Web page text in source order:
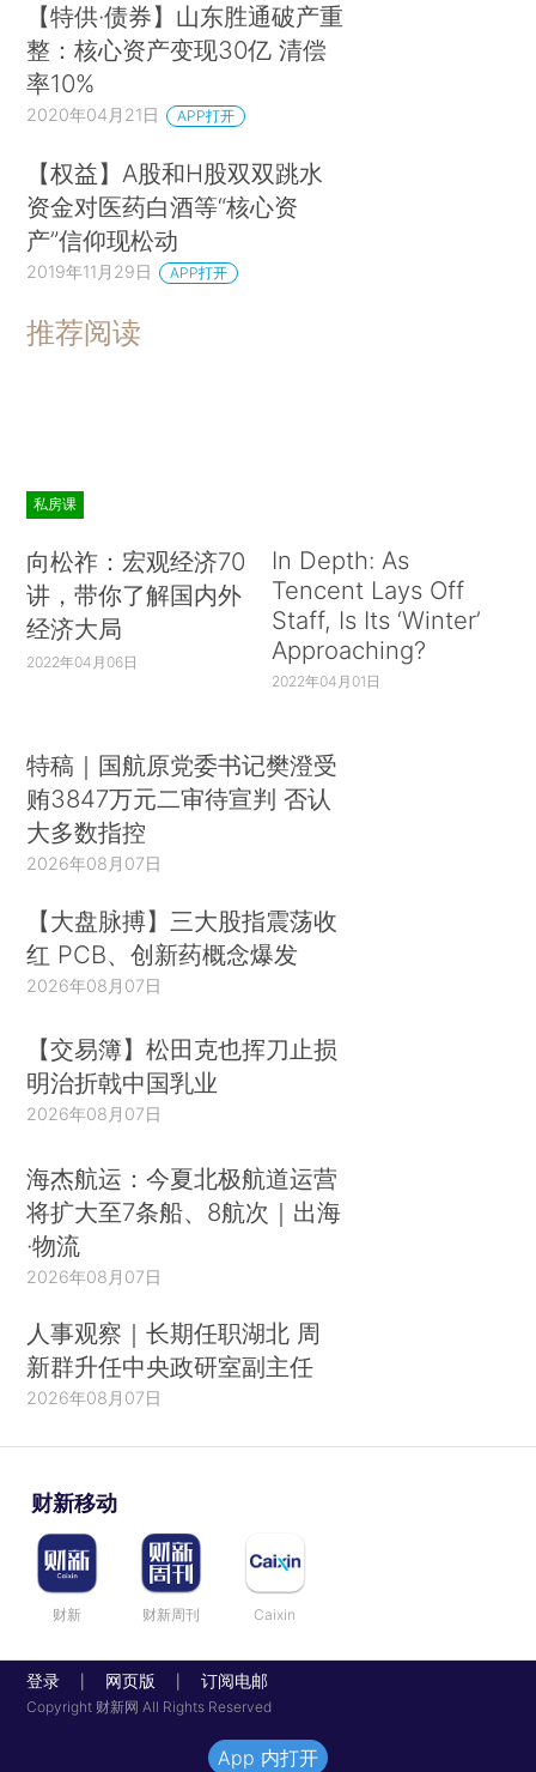
【特供·债券】山东胜通破产重
整：核心资产变现30亿 清偿
率10%
2020年04月21日 APP打开
【权益】A股和H股双双跳水
资金对医药白酒等“核心资
产”信仰现松动
2019年11月29日 APP打开
推荐阅读
私房课
向松祚：宏观经济70
讲，带你了解国内外
经济大局
2022年04月06日
In Depth: As
Tencent Lays Off
Staff, Is Its ‘Winter’
Approaching?
2022年04月01日
特稿｜国航原党委书记樊澄受
贿3847万元二审待宣判 否认
大多数指控
2026年08月07日
【大盘脉搏】三大股指震荡收
红 PCB、创新药概念爆发
2026年08月07日
【交易簿】松田克也挥刀止损
明治折戟中国乳业
2026年08月07日
海杰航运：今夏北极航道运营
将扩大至7条船、8航次｜出海
·物流
2026年08月07日
人事观察｜长期任职湖北 周
新群升任中央政研室副主任
2026年08月07日
财新移动
财新 财新周刊 Caixin
登录 网页版 订阅电邮
Copyright 财新网 All Rights Reserved
App 内打开